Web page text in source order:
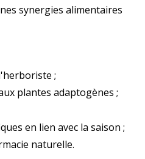
synergies alimentaires
;
plantes adaptogènes ;
en lien avec la saison ;
naturelle.